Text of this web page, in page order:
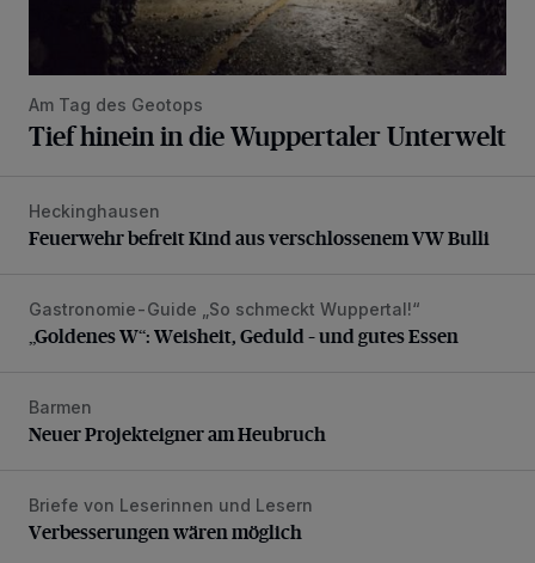
Am Tag des Geotops
Tief hinein in die Wuppertaler Unterwelt
Feuerwehr befreit Kind aus verschlossenem VW Bulli
Heckinghausen
Feuerwehr befreit Kind aus verschlossenem VW Bulli
„Goldenes W“: Weisheit, Geduld – und gutes Essen
Gastronomie-Guide „So schmeckt Wuppertal!“
„Goldenes W“: Weisheit, Geduld – und gutes Essen
Neuer Projekteigner am Heubruch
Barmen
Neuer Projekteigner am Heubruch
Verbesserungen wären möglich
Briefe von Leserinnen und Lesern
Verbesserungen wären möglich